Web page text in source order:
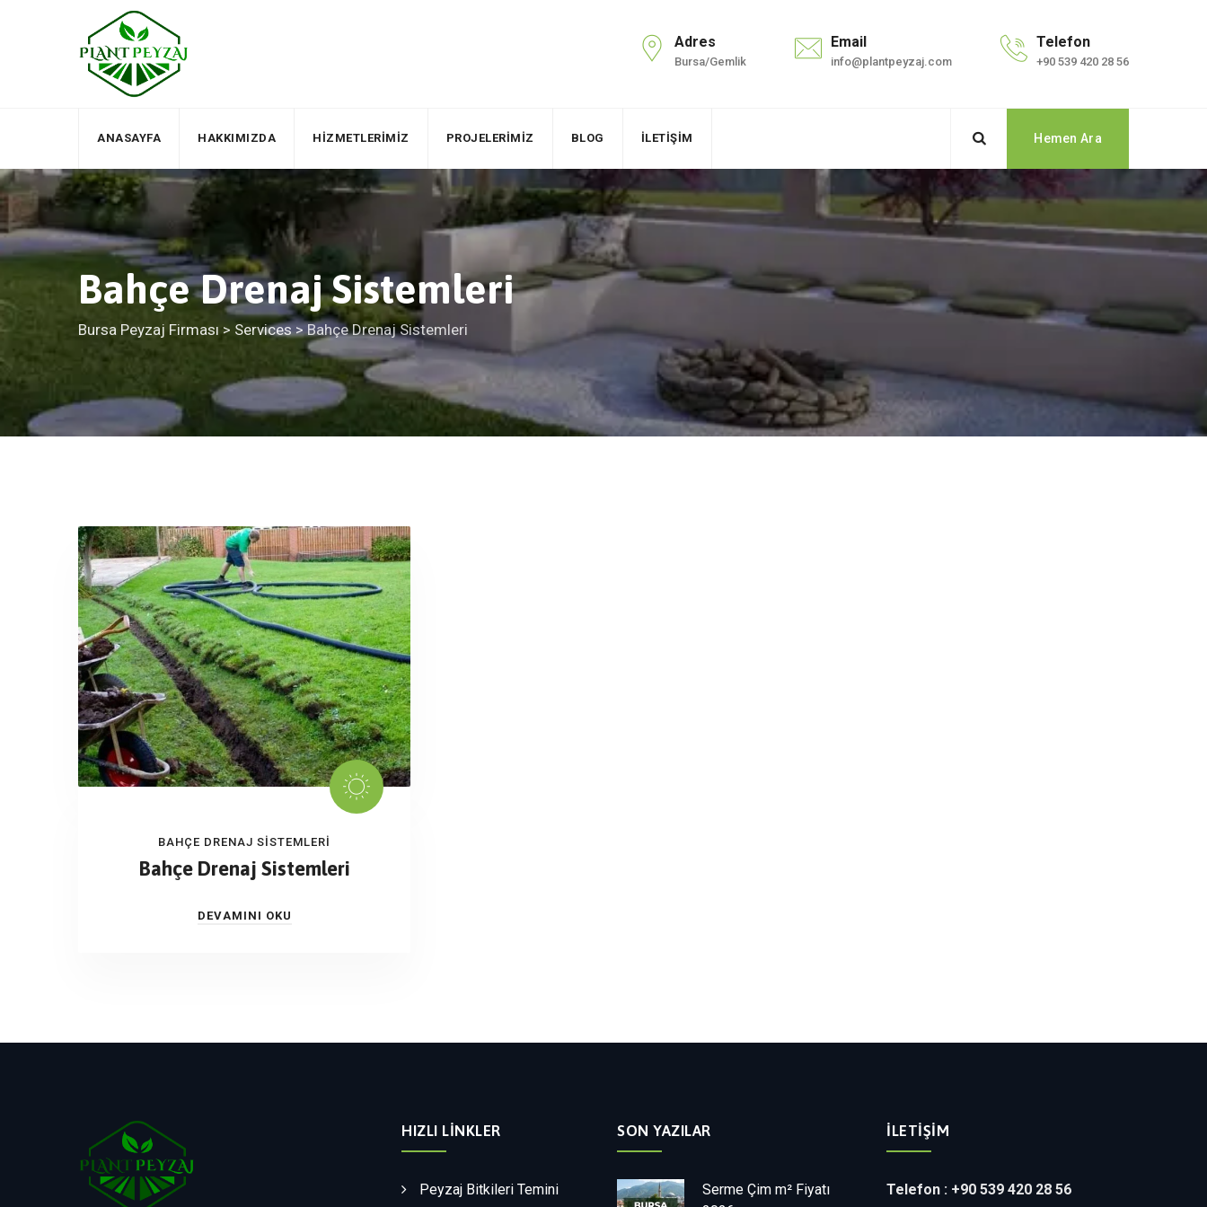
Adres
Bursa/Gemlik
Email
info@plantpeyzaj.com
Telefon
+90 539 420 28 56
ANASAYFA HAKKIMIZDA HIZMETLERIMIZ PROJELERIMIZ BLOG İLETIŞIM Hemen Ara
Bahçe Drenaj Sistemleri
Bursa Peyzaj Firması > Services>Bahçe Drenaj Sistemleri
BAHÇE DRENAJ SISTEMLERI
Bahçe Drenaj Sistemleri
DEVAMINI OKU
HIZLI LINKLER
Peyzaj Bitkileri Temini
SON YAZILAR
Serme Çim m² Fiyatı
İLETIŞIM
Telefon : +90 539 420 28 56